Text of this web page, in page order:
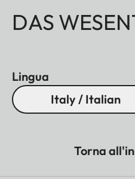
DAS
Lingua
Italy / Italian
Torna